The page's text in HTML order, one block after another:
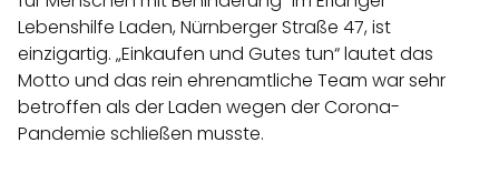
Lebenshilfe Laden, Nürnberger Straße 47, ist
einzigartig. „Einkaufen und Gutes tun“ lautet das
Motto und das rein ehrenamtliche Team war sehr
betroffen als der Laden wegen der Corona-
Pandemie schließen musste.